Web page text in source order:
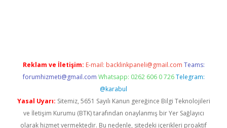
Reklam ve İletişim: E-mail: backlinkpaneli@gmail.com Teams:
forumhizmeti@gmail.com Whatsapp: 0262 606 0 726 Telegram:
@karabul
Yasal Uyarı: Sitemiz, 5651 Sayılı Kanun gereğince Bilgi Teknolojileri
ve İletişim Kurumu (BTK) tarafından onaylanmış bir Yer Sağlayıcı
olarak hizmet vermektedir. Bu nedenle, sitedeki içerikleri proaktif